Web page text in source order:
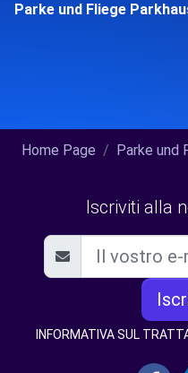
Parke und Fliege
Home Page Parke und
Iscriviti alla
INFORMATIVA SUL